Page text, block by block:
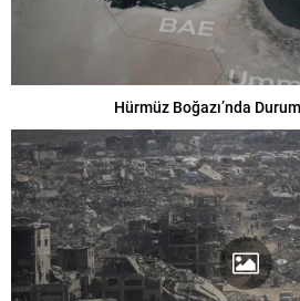
Hürmüz Boğazı’nda